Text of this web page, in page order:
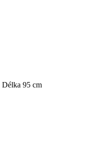
Délka 95 cm